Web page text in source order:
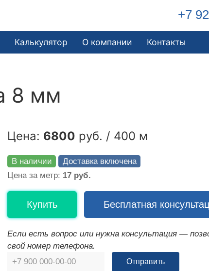
+7
Калькулятор О компании Контакты
8 мм
Цена: 6800 руб. / 400 м
В наличии
Доставка включена
Цена за метр: 17 руб.
Купить Бесплатная
Если есть вопрос или нужна консультация —
свой номер телефона.
Отправить